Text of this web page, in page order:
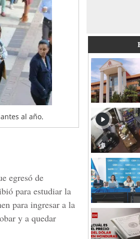
al año.
egresó de
para estudiar la
para ingresar a la
y a quedar